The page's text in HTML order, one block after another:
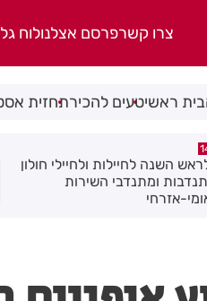
צרו קשרפרסם אצלנולוח
ראשיטעים להכירתחזית
המגדלים: מומחי הנדל"ן
את הסודות